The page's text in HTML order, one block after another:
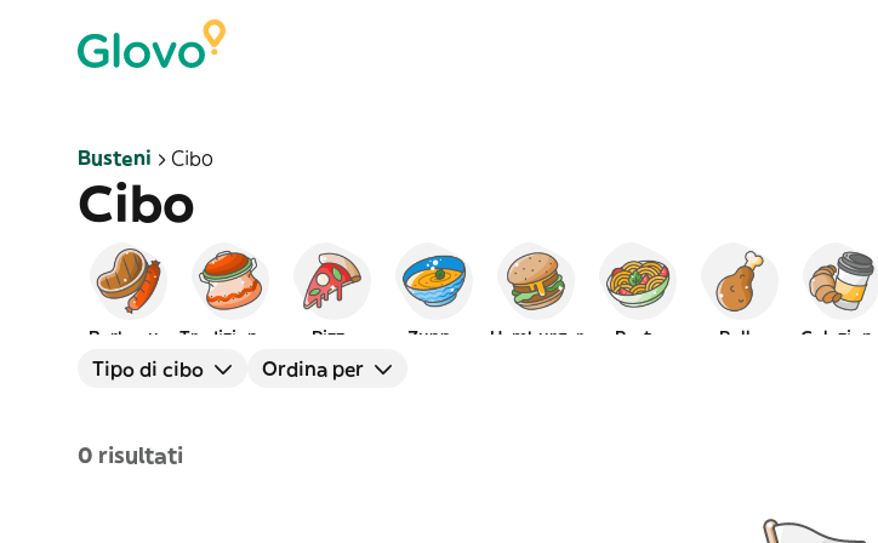
Busteni Cibo
Cibo
Barbecue Pizza Zuppe Hamburger Pasta Pollo Colazione
Tipo di cibo Ordina per
0 risultati